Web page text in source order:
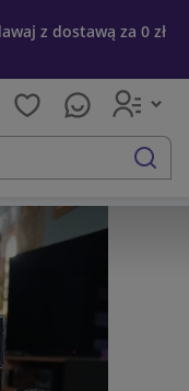
z dostawą za 0 zł
szukaj